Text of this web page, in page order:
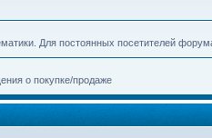
Для постоянных посетителей
о покупке/продаже